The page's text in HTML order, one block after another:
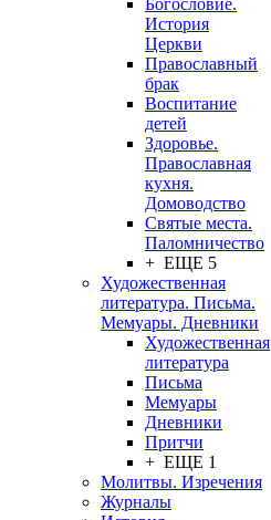
Богословие.
История
Церкви
Православный
брак
Воспитание
детей
Здоровье.
Православная
кухня.
Домоводство
Святые места.
Паломничество
+ ЕЩЕ 5
Художественная
литература. Письма.
Мемуары. Дневники
Художественная
литература
Письма
Мемуары
Дневники
Притчи
+ ЕЩЕ 1
Молитвы. Изречения
Журналы